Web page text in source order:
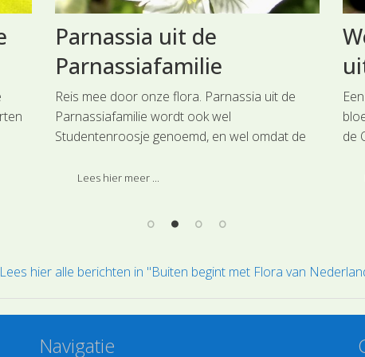
Parnassia uit de
Parnassiafamilie
Reis mee door onze flora. Parnassia uit de
Parnassiafamilie wordt ook wel
Studentenroosje genoemd, en wel omdat de
van studenten ten einde loopt.
Lees hier meer ...
de
Lees hier alle berichten in "Buiten begint met Flora van
Navigatie